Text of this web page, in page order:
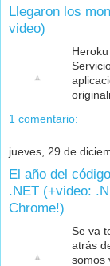
Llegaron los
video)
1 comentario:
jueves, 29 de
El año del
.NET (+video:
Chrome!)
Se va
atrás
somos